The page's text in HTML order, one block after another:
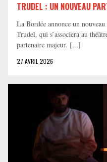
TRUDEL : UN NOUVEAU
La Bordée annonce un
Trudel, qui s’associera au
partenaire majeur. [...]
27 AVRIL 2026